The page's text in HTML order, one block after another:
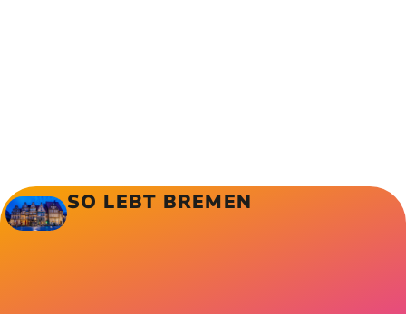
SO LEBT BREMEN